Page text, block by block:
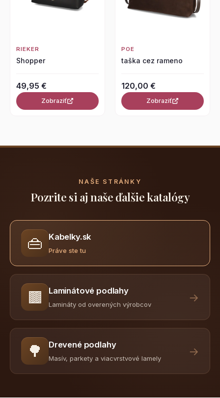
RIEKER
Shopper
49,95 €
Zobraziť
POE
taška cez rameno
120,00 €
Zobraziť
NAŠE STRÁNKY
Pozrite si aj naše ďalšie katalógy
👜 Kabelky.sk
Práve ste tu
🟫 Laminátové podlahy
Lamináty od overených výrobcov
→
🌳 Drevené podlahy
Masív, parkety a viacvrstvové lamely
→